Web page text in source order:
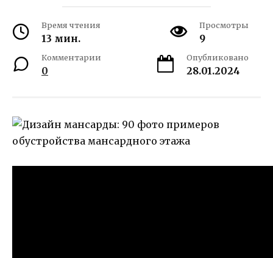
Время чтения
13 мин.
Просмотры
9
Комментарии
0
Опубликовано
28.01.2024